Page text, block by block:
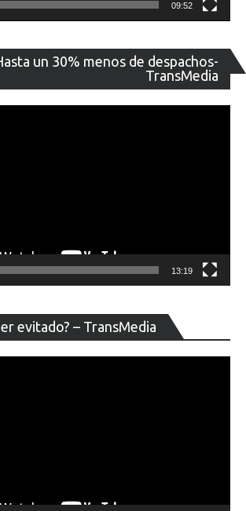
09:52
un 30% menos de despachos-
TransMedia
de
13:19
evitado? – TransMedia
de